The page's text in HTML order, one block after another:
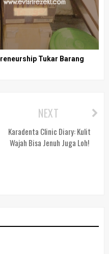
Tukar Barang
NEXT
Karadenta Clinic Diary: Kulit
Wajah Bisa Jenuh Juga Loh!